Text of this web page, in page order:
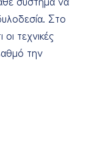
Στο
τεχνικές
την